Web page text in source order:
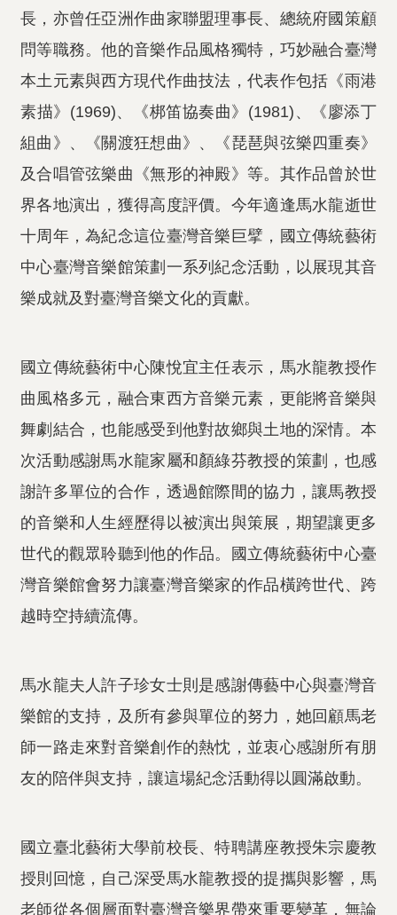
長，亦曾任亞洲作曲家聯盟理事長、總統府國策顧
問等職務。他的音樂作品風格獨特，巧妙融合臺灣
本土元素與西方現代作曲技法，代表作包括《雨港
素描》(1969)、《梆笛協奏曲》(1981)、《廖添丁
組曲》、《關渡狂想曲》、《琵琶與弦樂四重奏》
及合唱管弦樂曲《無形的神殿》等。其作品曾於世
界各地演出，獲得高度評價。今年適逢馬水龍逝世
十周年，為紀念這位臺灣音樂巨擘，國立傳統藝術
中心臺灣音樂館策劃一系列紀念活動，以展現其音
樂成就及對臺灣音樂文化的貢獻。
國立傳統藝術中心陳悅宜主任表示，馬水龍教授作
曲風格多元，融合東西方音樂元素，更能將音樂與
舞劇結合，也能感受到他對故鄉與土地的深情。本
次活動感謝馬水龍家屬和顏綠芬教授的策劃，也感
謝許多單位的合作，透過館際間的協力，讓馬教授
的音樂和人生經歷得以被演出與策展，期望讓更多
世代的觀眾聆聽到他的作品。國立傳統藝術中心臺
灣音樂館會努力讓臺灣音樂家的作品橫跨世代、跨
越時空持續流傳。
馬水龍夫人許子珍女士則是感謝傳藝中心與臺灣音
樂館的支持，及所有參與單位的努力，她回顧馬老
師一路走來對音樂創作的熱忱，並衷心感謝所有朋
友的陪伴與支持，讓這場紀念活動得以圓滿啟動。
國立臺北藝術大學前校長、特聘講座教授朱宗慶教
授則回憶，自己深受馬水龍教授的提攜與影響，馬
老師從各個層面對臺灣音樂界帶來重要變革，無論